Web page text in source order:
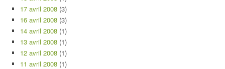
17 avril 2008 (3)
16 avril 2008 (3)
14 avril 2008 (1)
13 avril 2008 (1)
12 avril 2008 (1)
11 avril 2008 (1)